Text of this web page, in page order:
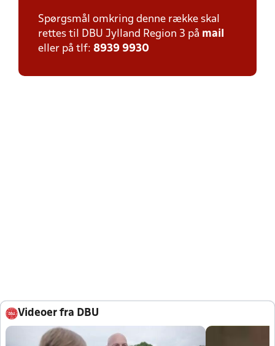
Spørgsmål omkring denne række skal
rettes til DBU Jylland Region 3 på mail
eller på tlf: 8939 9930
Videoer fra DBU